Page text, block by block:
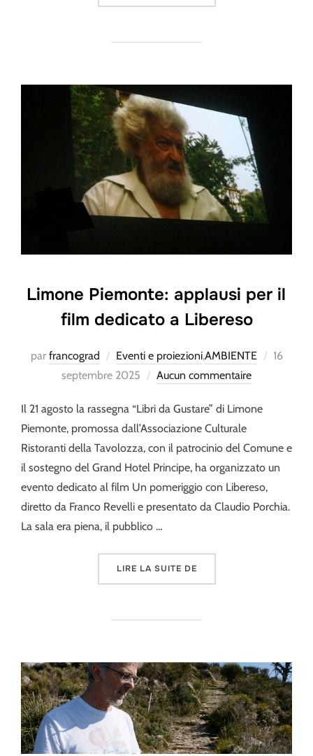
Limone Piemonte: applausi per il
film dedicato a Libereso
par francograd Eventi e proiezioni,AMBIENTE
Publié
16
septembre 2025
Aucun commentaire
Il 21 agosto la rassegna “Libri da Gustare” di Limone
Piemonte, promossa dall’Associazione Culturale
Ristoranti della Tavolozza, con il patrocinio del Comune e
il sostegno del Grand Hotel Principe, ha organizzato un
evento dedicato al film Un pomeriggio con Libereso,
diretto da Franco Revelli e presentato da Claudio Porchia.
La sala era piena, il pubblico …
LIRE LA SUITE DE« LIMONE PIEMONTE: